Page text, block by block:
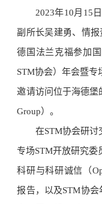
2023年10月15
副所长吴建勇、情
德国法兰克福参加
STM协会）年会暨专
邀请访问位于海德堡
Group）。
在STM协会研讨
专场STM开放研究委
科研与科研诚信（
报告，以及STM协